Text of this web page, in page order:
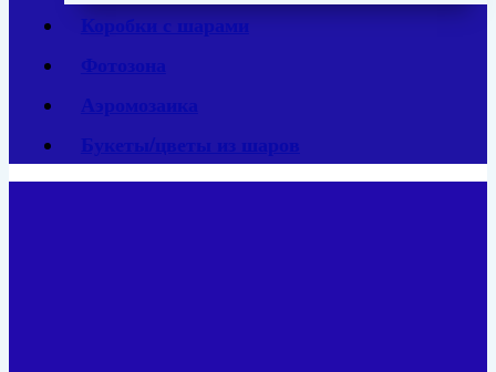
Коробки с шарами
Фотозона
Аэромозаика
Букеты/цветы из шаров